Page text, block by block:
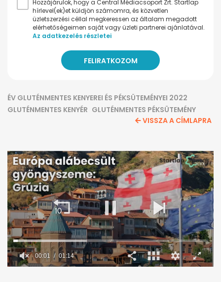
Hozzájárulok, hogy a Central Médiacsoport Zrt. Startlap
hírlevel(ek)et küldjön számomra, és közvetlen
üzletszerzési céllal megkeressen az általam megadott
elérhetőségeimen saját vagy üzleti partnerei ajánlatával.
Az adatkezelés részletei
ÉV GLUTÉNMENTES KENYEREI ÉS PÉKSÜTEMÉNYEI 2022
GLUTÉNMENTES KENYÉR GLUTÉNMENTES PÉKSÜTEMÉNY
VISSZA A CÍMLAPRA
00:02 01:14